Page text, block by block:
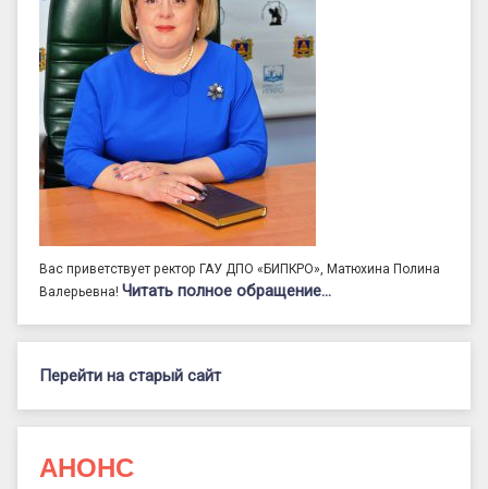
Вас приветствует ректор ГАУ ДПО «БИПКРО», Матюхина Полина
Валерьевна! Читать полное обращение…
Перейти на старый сайт
АНОНС